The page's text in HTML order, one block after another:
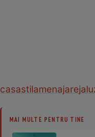
casastilamenajare
MAI MULTE PENTRU TINE